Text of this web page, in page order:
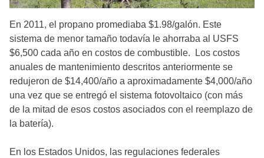
En 2011, el propano promediaba $1.98/galón. Este
sistema de menor tamaño todavía le ahorraba al USFS
$6,500 cada año en costos de combustible. Los costos
anuales de mantenimiento descritos anteriormente se
redujeron de $14,400/año a aproximadamente $4,000/año
una vez que se entregó el sistema fotovoltaico (con más
de la mitad de esos costos asociados con el reemplazo de
la batería).
En los Estados Unidos, las regulaciones federales